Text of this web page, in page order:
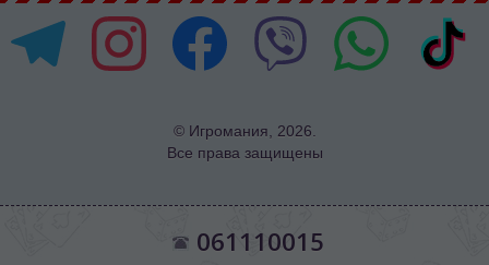
© Игромания, 2026.
Все права защищены
061110015